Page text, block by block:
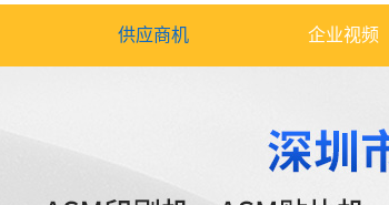
供应商机 企业视频